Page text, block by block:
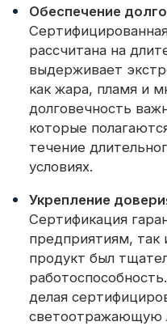
Обеспечение
рассчитана на
выдерживает
как жара, пламя и
долговечность
которые
течение
условиях.
Укрепление
Сертификация
предприятиям, так
продукт был
делая
светоотражающую